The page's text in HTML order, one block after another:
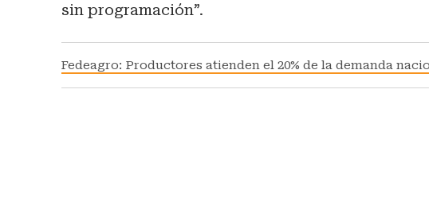
sin programación”.
Fedeagro: Productores atienden el 20% de la demanda